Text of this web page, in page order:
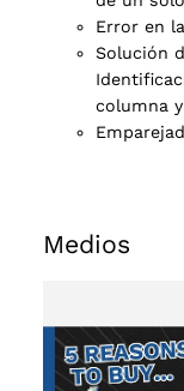
Error en
Solución
columna
Medios